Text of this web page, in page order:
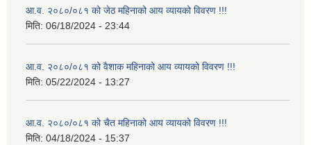
आ.व. २०८०/०८१ को जेठ महिनाको आय व्यायको विवरण !!!
मिति: 06/18/2024 - 23:44
आ.व. २०८०/०८१ को वैशाक महिनाको आय व्यायको विवरण !!!
मिति: 05/22/2024 - 13:27
आ.व. २०८०/०८१ को चैत महिनाको आय व्यायको विवरण !!!
मिति: 04/18/2024 - 15:37